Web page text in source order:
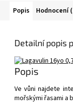
Popis Hodnocení
Detailní popis
Popis
Ve vůni najdete
mořskými řasami a